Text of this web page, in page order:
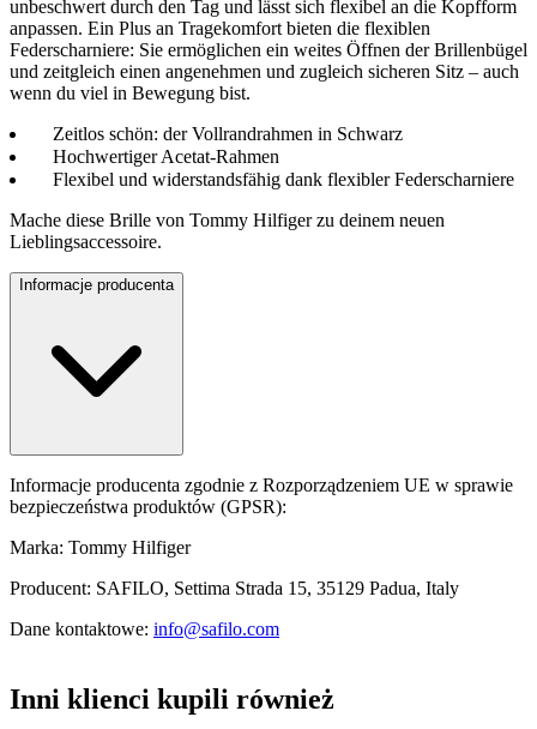
unbeschwert durch den Tag und lässt sich flexibel an die Kopfform
anpassen. Ein Plus an Tragekomfort bieten die flexiblen
Federscharniere: Sie ermöglichen ein weites Öffnen der Brillenbügel
und zeitgleich einen angenehmen und zugleich sicheren Sitz – auch
wenn du viel in Bewegung bist.
Zeitlos schön: der Vollrandrahmen in Schwarz
Hochwertiger Acetat-Rahmen
Flexibel und widerstandsfähig dank flexibler Federscharniere
Mache diese Brille von Tommy Hilfiger zu deinem neuen
Lieblingsaccessoire.
Informacje producenta
Informacje producenta zgodnie z Rozporządzeniem UE w sprawie
bezpieczeństwa produktów (GPSR):
Marka: Tommy Hilfiger
Producent: SAFILO, Settima Strada 15, 35129 Padua, Italy
Dane kontaktowe: info@safilo.com
Inni klienci kupili również